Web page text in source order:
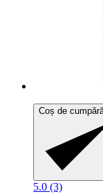
Coș de
5.0 (3)